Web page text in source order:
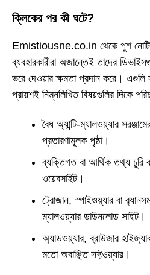
ক্লিকের পর কী ঘটে?
Emistiousne.co.in থেকে পুশ
ব্যবহারকারীরা অজান্তেই তাদের
ভরে দেওয়ার ক্ষমতা প্রদান করে। এগুলি
প্রায়শই নিম্নলিখিত বিষয়গুলির দিকে
বৈধ অ্যান্টি-ম্যালওয়্যার
প্রতারণামূলক পৃষ্ঠা।
ব্যক্তিগত বা আর্থিক তথ্য চুরি
ওয়েবসাইট।
ট্রোজান, স্পাইওয়্যার বা
ম্যালওয়্যার ডাউনলোড সাইট।
অ্যাডওয়্যার, ব্রাউজার
মতো অবাঞ্ছিত সফ্টওয়্যার।